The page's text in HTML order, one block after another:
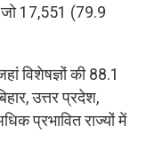
17,551 (79.9
विशेषज्ञों की 88.1
उत्तर प्रदेश,
प्रभावित राज्यों में